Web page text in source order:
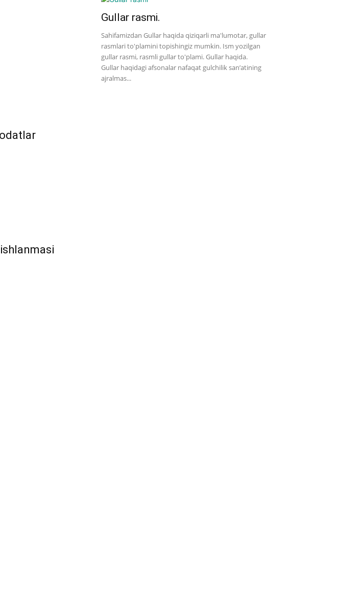
Gullar rasmi.
Sahifamizdan Gullar haqida qiziqarli ma'lumotar, gullar
rasmlari to'plamini topishingiz mumkin. Ism yozilgan
gullar rasmi, rasmli gullar to'plami. Gullar haqida.
Gullar haqidagi afsonalar nafaqat gulchilik san’atining
ajralmas...